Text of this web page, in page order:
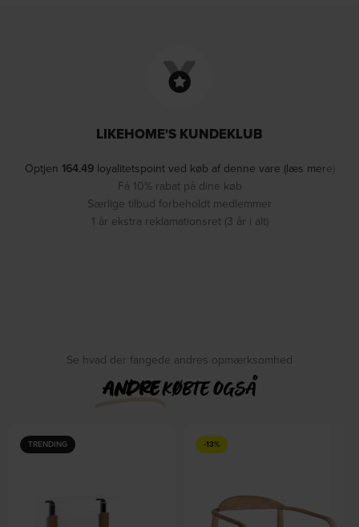
LIKEHOME'S KUNDEKLUB
Optjen 164.49loyalitetspoint ved køb af denne vare (læs mere)
Få 10% rabat på dine køb
Særlige tilbud forbeholdt medlemmer
1 år ekstra reklamationsret (3 år i alt)
Se hvad der fangede andres opmærksomhed
ANDREKØBTE OGSÅ
TRENDING -13%